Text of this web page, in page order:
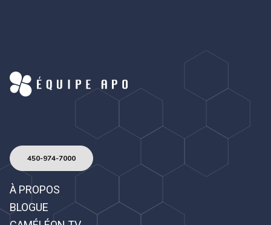
450-974-7000
À PROPOS
BLOGUE